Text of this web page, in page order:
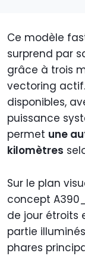
Ce modèle
surprend par
grâce à trois
vectoring
disponibles,
puissance
permet une
kilomètres
Sur le plan
concept
de jour étroits
partie
phares